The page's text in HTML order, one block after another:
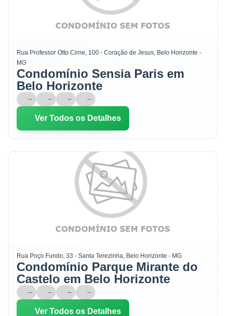
Rua Professor Otto Cirne, 100 - Coração de Jesus, Belo Horizonte -
MG
Condomínio Sensia Paris em
Belo Horizonte
-- -- -- --
Ver Todos os Detalhes
Rua Poço Fundo, 33 - Santa Terezinha, Belo Horizonte - MG
Condomínio Parque Mirante do
Castelo em Belo Horizonte
-- -- -- --
Ver Todos os Detalhes